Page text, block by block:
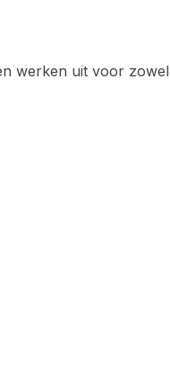
werken uit voor zowel